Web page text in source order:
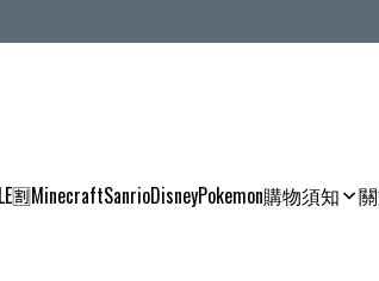
MinecraftSanrioDisneyPokemon購物須知